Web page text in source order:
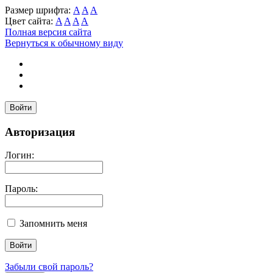
Размер шрифта: A A A
Цвет сайта: A A A A
Полная версия сайта
Вернуться к обычному виду
Войти
Авторизация
Логин:
Пароль:
Запомнить меня
Забыли свой пароль?